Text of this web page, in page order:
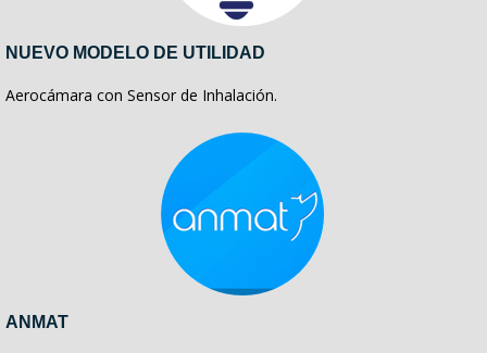
NUEVO MODELO DE UTILIDAD
Aerocámara con Sensor de Inhalación.
ANMAT